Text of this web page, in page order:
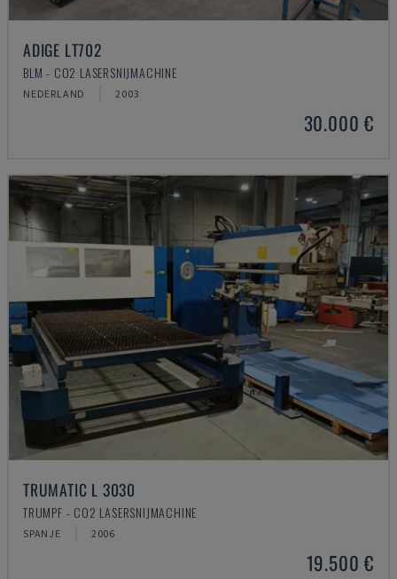
ADIGE LT702
BLM - CO2 LASERSNIJMACHINE
NEDERLAND 2003
30.000 €
TRUMATIC L 3030
TRUMPF - CO2 LASERSNIJMACHINE
SPANJE 2006
19.500 €